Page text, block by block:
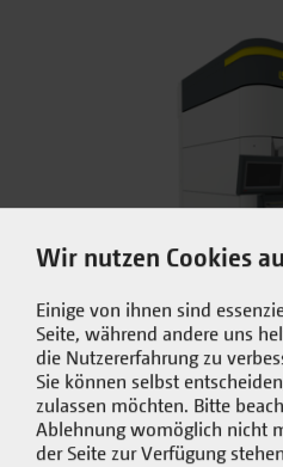
Wir nutzen Cookies
Einige von ihnen sind
Seite, während andere uns
die Nutzererfahrung zu
Sie können selbst
zulassen möchten. Bitte
Ablehnung womöglich nicht
der Seite zur Verfügung